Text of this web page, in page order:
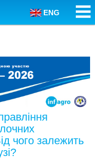
ENG
чого залежить